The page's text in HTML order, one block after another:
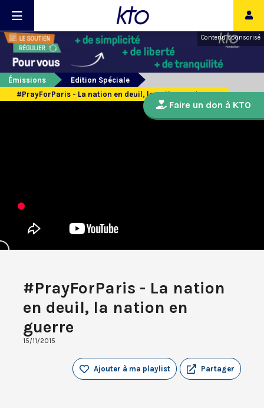
Contenu sponsorisé
Émissions
Edition Spéciale
#PrayForParis - La nation en deuil, la nation en guerre
#PrayForParis - La nation
en deuil, la nation en
guerre
15/11/2015
Partager
Ajouter à ma playlist
Faire un don à KTO